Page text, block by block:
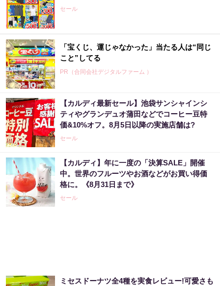
セール
「宝くじ、運じゃなかった」当たる人は“同じ
こと”してる
PR（合同会社デジタルファーム ）
【カルディ最新セール】池袋サンシャインシ
ティやグランデュオ蒲田などでコーヒー豆特
価&10%オフ。8月5日以降の実施店舗は?
セール
【カルディ】年に一度の「決算SALE」開催
中。世界のフルーツやお酒などがお買い得価
格に。《8月31日まで》
セール
ミセスドーナツ全4種を実食レビュー!可愛さも